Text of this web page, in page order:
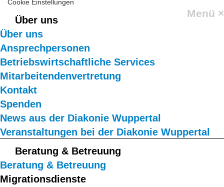
Cookie Einstellungen
Menü ×
Über uns
Über uns
Ansprechpersonen
Betriebswirtschaftliche Services
Mitarbeitendenvertretung
Kontakt
Spenden
News aus der Diakonie Wuppertal
Veranstaltungen bei der Diakonie Wuppertal
Beratung & Betreuung
Beratung & Betreuung
Migrationsdienste